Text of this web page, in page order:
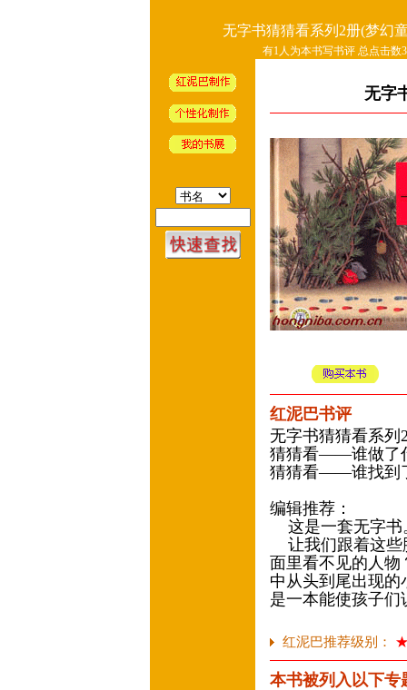
无字书猜猜看系列2册(梦幻
有1人为本书写书评 总点击数
无字
红泥巴书评
无字书猜猜看系
猜猜看——谁做了
猜猜看——谁找到
编辑推荐：
这是一套无字
让我们跟着这些
面里看不见的人
中从头到尾出现
是一本能使孩子
红泥巴推荐级别：
本书被列入以下专